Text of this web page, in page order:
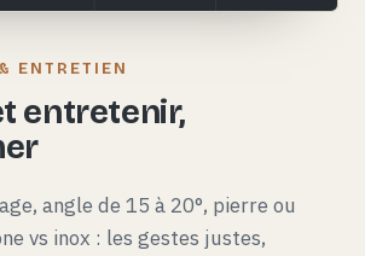
ENTRETIEN
entretenir,
angle de 15 à 20°, pierre ou
vs inox : les gestes justes,